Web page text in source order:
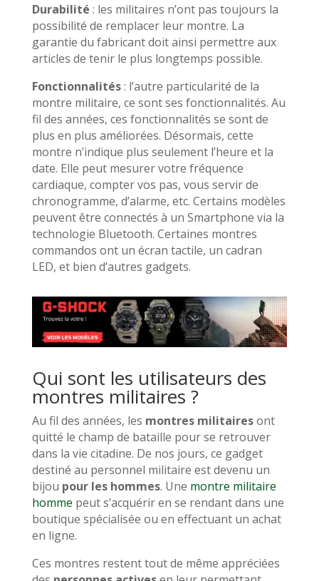
Durabilité : les militaires n’ont pas toujours la
possibilité de remplacer leur montre. La
garantie du fabricant doit ainsi permettre aux
articles de tenir le plus longtemps possible.
Fonctionnalités: l’autre particularité de la
montre militaire, ce sont ses fonctionnalités. Au
fil des années, ces fonctionnalités se sont de
plus en plus améliorées. Désormais, cette
montre n’indique plus seulement l’heure et la
date. Elle peut mesurer votre fréquence
cardiaque, compter vos pas, vous servir de
chronogramme, d’alarme, etc. Certains modèles
peuvent être connectés à un Smartphone via la
technologie Bluetooth. Certaines montres
commandos ont un écran tactile, un cadran
LED, et bien d’autres gadgets.
Qui sont les utilisateurs des
montres militaires ?
Au fil des années, les montres militairesont
quitté le champ de bataille pour se retrouver
dans la vie citadine. De nos jours, ce gadget
destiné au personnel militaire est devenu un
bijou pour les hommes. Une montre militaire
homme peut s’acquérir en se rendant dans une
boutique spécialisée ou en effectuant un achat
en ligne.
Ces montres restent tout de même appréciées